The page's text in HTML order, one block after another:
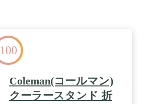
100
Coleman(コールマン)
クーラースタンド 折